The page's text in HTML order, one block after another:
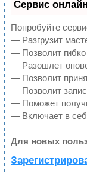
Сервис
Попробуйте
— Разгрузит
— Позволит гибко
— Разошлет
— Позволит
— Позволит
— Поможет
— Включает в
Для новых